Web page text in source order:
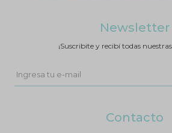
Contacto
Newsletter
¡Suscribite y recibí todas